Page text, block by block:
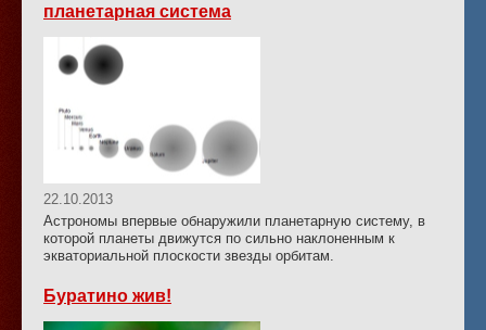
планетарная система
22.10.2013
Астрономы впервые обнаружили планетарную систему, в
которой планеты движутся по сильно наклоненным к
экваториальной плоскости звезды орбитам.
Буратино жив!